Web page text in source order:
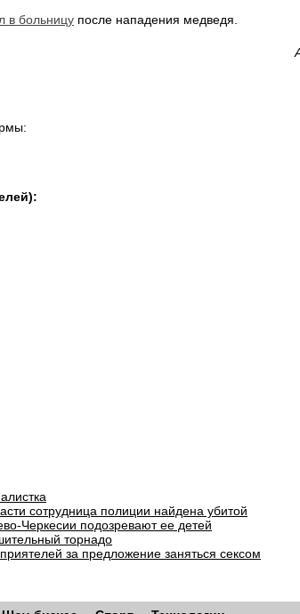
в больницу после нападения медведя.
сотрудница полиции найдена убитой
Черкесии подозревают ее детей
торнадо
за предложение заняться сексом